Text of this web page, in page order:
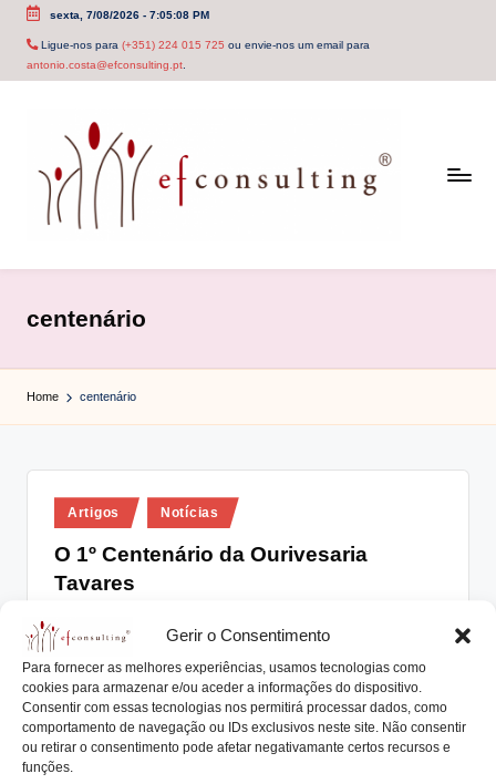
Gerir o Consentimento
Para fornecer as melhores experiências, usamos tecnologias como
cookies para armazenar e/ou aceder a informações do dispositivo.
Consentir com essas tecnologias nos permitirá processar dados, como
comportamento de navegação ou IDs exclusivos neste site. Não consentir
ou retirar o consentimento pode afetar negativamante certos recursos e
funções.
Skip
sexta, 7/08/2026- 7:05:08 PM
Ligue-nos para (+351) 224 015 725 ou envie-nos um email para
antonio.costa@efconsulting.pt.
c
o
n
u
g
.
p
t
centenário
Home centenário
Posted
in
Artigos Notícias
O 1º Centenário da Ourivesaria
Tavares
Posted
by
Ourivesaria Tavares: 100 anos a transformar em ouro
os sentimentos e as emoções dos clientes…
Read More